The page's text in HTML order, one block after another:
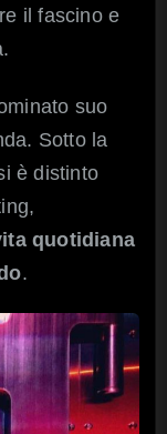
il fascino e
suo
Sotto la
è distinto
quotidiana
.